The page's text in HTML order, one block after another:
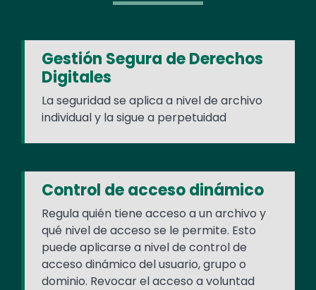
Gestión Segura de Derechos
Digitales
La seguridad se aplica a nivel de archivo
individual y la sigue a perpetuidad
Control de acceso dinámico
Regula quién tiene acceso a un archivo y
qué nivel de acceso se le permite. Esto
puede aplicarse a nivel de control de
acceso dinámico del usuario, grupo o
dominio. Revocar el acceso a voluntad